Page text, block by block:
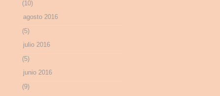
(10)
agosto 2016
(5)
julio 2016
(5)
junio 2016
(9)